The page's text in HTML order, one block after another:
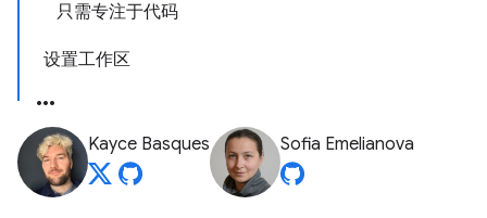
只需专注于代码
设置工作区
Kayce Basques Sofia Emelianova